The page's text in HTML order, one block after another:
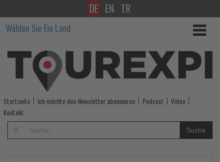
Neue
Willkommensreisen
für
die
Mein
Schiff
Flow
DE EN TR
Wählen Sie Ein Land
Startseite Ich möchte den Newsletter abonnieren Podcast
Video
Kontakt
Suche